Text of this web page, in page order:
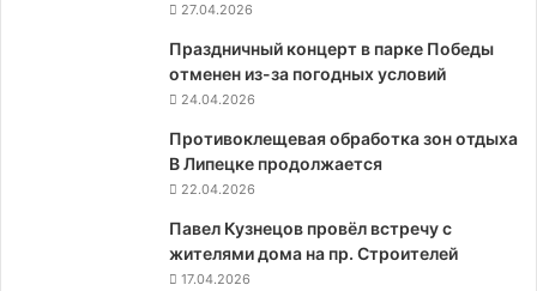
27.04.2026
Праздничный концерт в парке Победы
отменен из-за погодных условий
24.04.2026
Противоклещевая обработка зон отдыха
В Липецке продолжается
22.04.2026
Павел Кузнецов провёл встречу с
жителями дома на пр. Строителей
17.04.2026